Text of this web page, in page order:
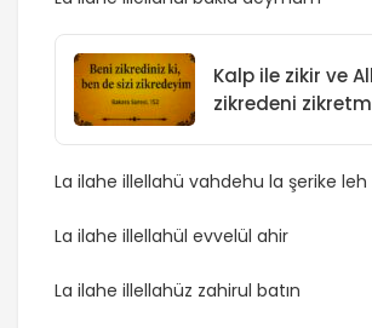
Kalp ile zikir ve
zikredeni
La ilahe illellahü vahdehu la şerike leh
La ilahe illellahül evvelül ahir
La ilahe illellahüz zahirul batın